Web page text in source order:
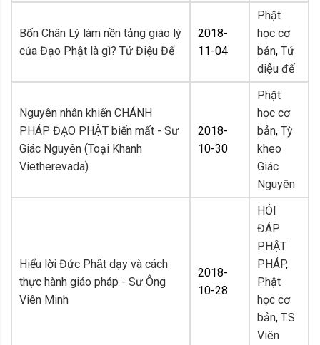
Bốn Chân Lý làm nền tảng giáo lý
của Đạo Phật là gì? Tứ Điệu Đế
2018-
11-04
Phật
học cơ
bản, Tứ
diệu đế
Nguyên nhân khiến CHÁNH
PHÁP ĐẠO PHẬT biến mất - Sư
Giác Nguyên (Toại Khanh
Vietherevada)
2018-
10-30
Phật
học cơ
bản, Tỳ
kheo
Giác
Nguyên
Hiểu lời Đức Phật dạy và cách
thực hành giáo pháp - Sư Ông
Viên Minh
2018-
10-28
HỎI
ĐÁP
PHẬT
PHÁP,
Phật
học cơ
bản, T.S
Viên